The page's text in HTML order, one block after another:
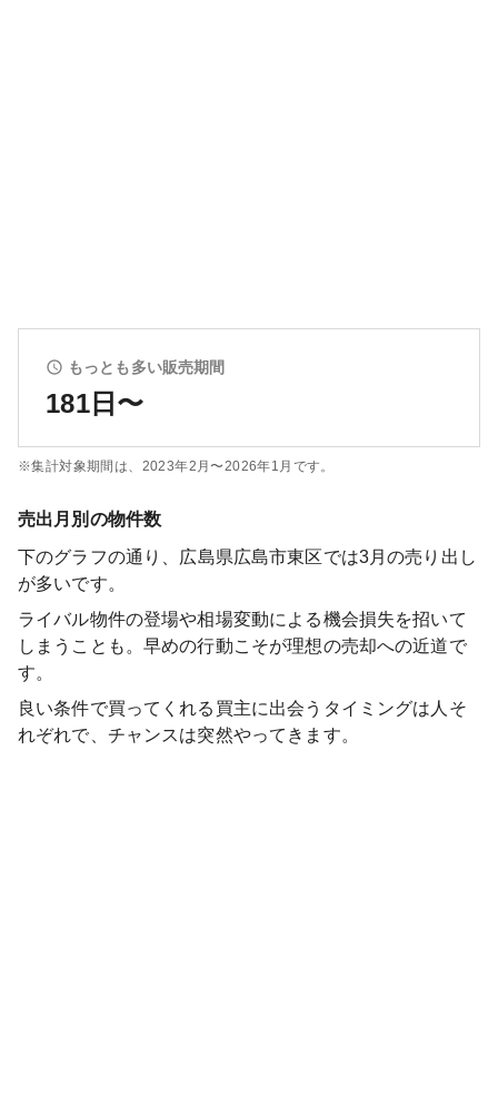
もっとも多い販売期間
181日〜
※集計対象期間は、 2023年2月〜2026年1月 です。
売出月別の物件数
下のグラフの通り、 広島県広島市東区では3月の売り出し
が多いです。
ライバル物件の登場や相場変動による機会損失を招いて
しまうことも。早めの行動こそが理想の売却への近道で
す。
良い条件で買ってくれる買主に出会うタイミングは人そ
れぞれで、チャンスは突然やってきます。